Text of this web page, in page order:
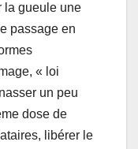
la gueule une
passage en
« loi
un peu
dose de
libérer le